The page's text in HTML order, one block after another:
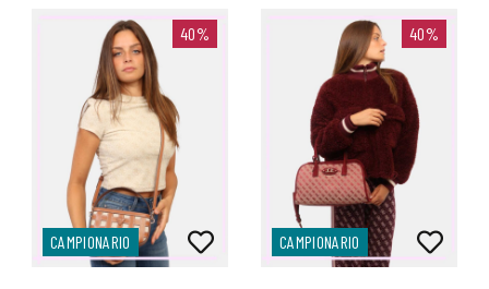
40%
CAMPIONARIO
40%
CAMPIONARIO